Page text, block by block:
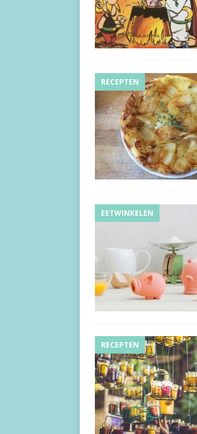
RECEPTEN
EETWINKELEN
RECEPTEN